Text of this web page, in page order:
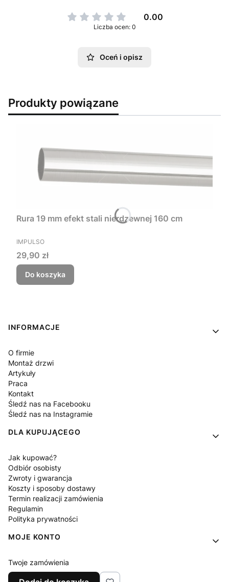
0.00
Liczba ocen: 0
Oceń i opisz
Produkty powiązane
Rura 19 mm efekt stali nierdzewnej 160 cm
PRODUCENT
IMPULSO
Cena
29,90 zł
Do koszyka
Linki w stopce
INFORMACJE
O firmie
Montaż drzwi
Artykuły
Praca
Kontakt
Śledź nas na Facebooku
Śledź nas na Instagramie
DLA KUPUJĄCEGO
Jak kupować?
Odbiór osobisty
Zwroty i gwarancja
Koszty i sposoby dostawy
Termin realizacji zamówienia
Regulamin
Polityka prywatności
MOJE KONTO
Twoje zamówienia
Ustawienia konta